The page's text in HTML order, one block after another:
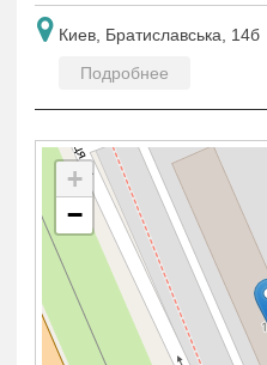
Киев, Братиславська, 14б
Подробнее
+
−